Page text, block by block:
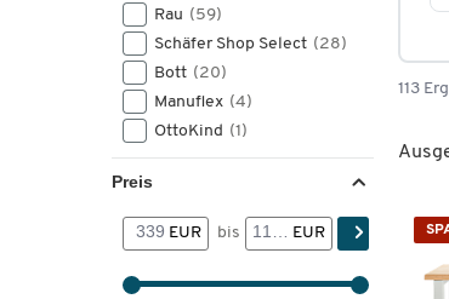
Rau (59)
Schäfer Shop Select (28)
Bott (20)
Manuflex (4)
OttoKind (1)
Preis
EUR bis EUR
113